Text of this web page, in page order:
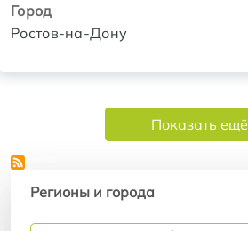
Город
Ростов-на-Дону
Показать ещё
Регионы и города